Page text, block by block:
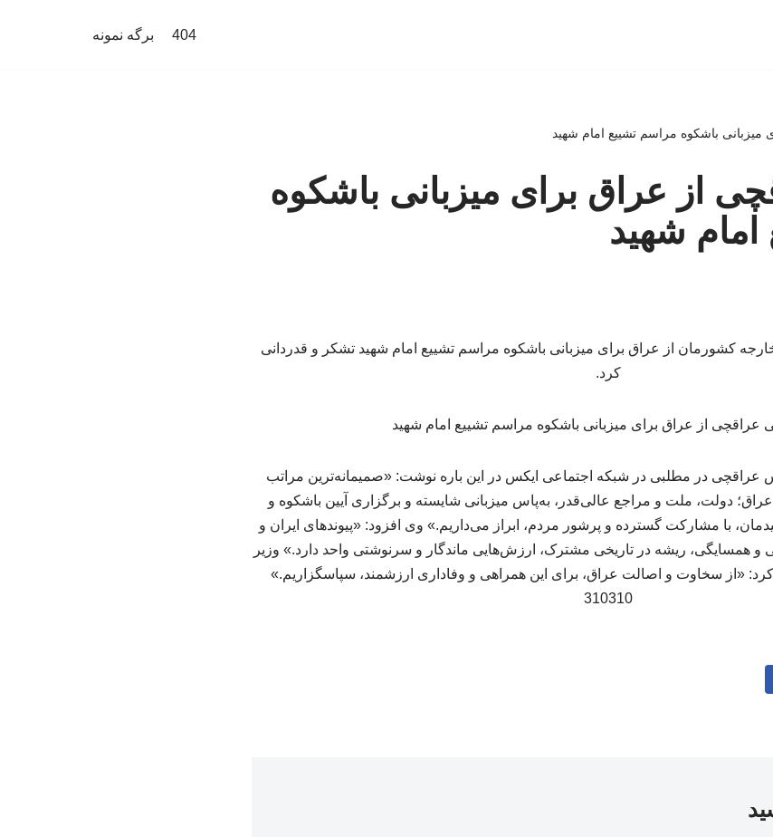
404 برگه نمونه
میزبانی باشکوه مراسم تشییع امام شهید
از عراق برای میزبانی باشکوه
شهید
کشورمان از عراق برای میزبانی باشکوه مراسم تشییع امام شهید تشکر و قدردانی
کرد.
عراقچی در مطلبی در شبکه اجتماعی ایکس در این باره نوشت: «صمیمانه‌ترین مراتب
عراق؛ دولت، ملت و مراجع عالی‌قدر، به‌پاس میزبانی شایسته و برگزاری آیین باشکوه و
با مشارکت گسترده و پرشور مردم، ابراز می‌داریم.» وی افزود: «پیوندهای ایران و
و همسایگی، ریشه در تاریخی مشترک، ارزش‌هایی ماندگار و سرنوشتی واحد دارد.» وزیر
«از سخاوت و اصالت عراق، برای این همراهی و وفاداری ارزشمند، سپاسگزاریم.»
310310